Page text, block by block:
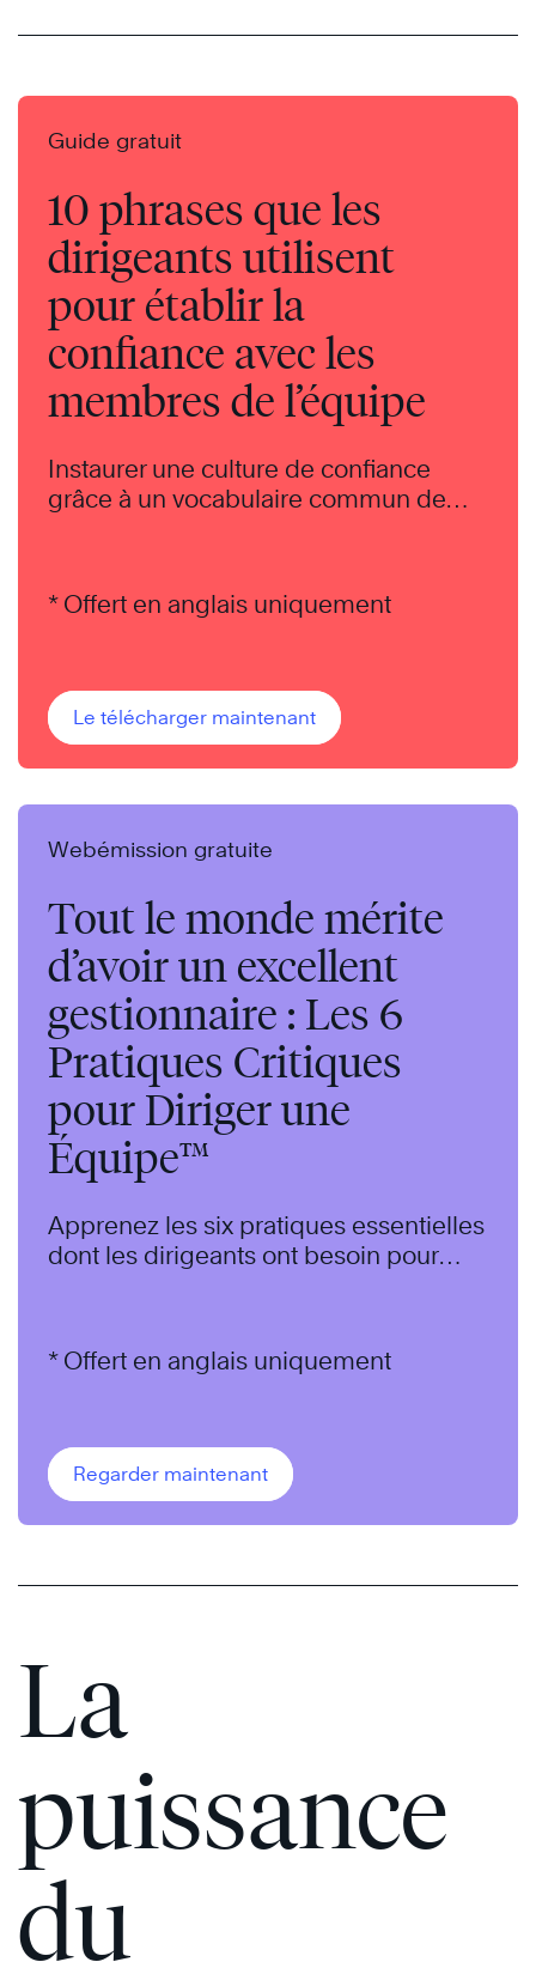
Guide gratuit
10 phrases que les
dirigeants utilisent
pour établir la
confiance avec les
membres de l’équipe
Instaurer une culture de confiance
grâce à un vocabulaire commun de
compassion et votre soutien.
* Offert en anglais uniquement
Le télécharger maintenant
Webémission gratuite
Tout le monde mérite
d’avoir un excellent
gestionnaire : Les 6
Pratiques Critiques
pour Diriger une
Équipe™
Apprenez les six pratiques essentielles
dont les dirigeants ont besoin pour
* Offert en anglais uniquement
Regarder maintenant
La
puissance
du